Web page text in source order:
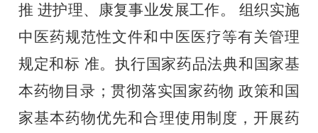
推 进护理、康复事业发展工作。
组织实施
中医药规范性文件和中医医疗等有关管理
规定和标 准。执行国家药品法典和国家基
本药物目录；贯彻落实国家药物 政策和国
家基本药物优先和合理使用制度，开展药